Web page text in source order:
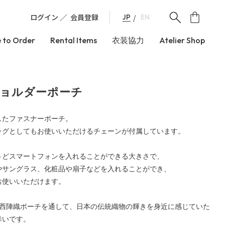
ログイン 会員登録 JP EN
to Order Rental Items 衣装協力 Atelier Shop
ルダーポーチ
ファスナーポーチ。
としてもお使いいただけるチェーンが付属しています。
スマートフォンを入れることができる大きさで、
ングラス、化粧品や扇子などを入れることができ、
いいただけます。
陣織ポーチを通して、日本の伝統織物の輝きを身近に感じていた
です。